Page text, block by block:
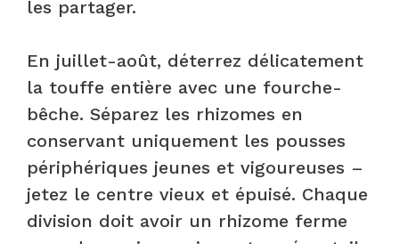
les partager.
En juillet-août, déterrez délicatement
la touffe entière avec une fourche-
bêche. Séparez les rhizomes en
conservant uniquement les pousses
périphériques jeunes et vigoureuses –
jetez le centre vieux et épuisé. Chaque
division doit avoir un rhizome ferme